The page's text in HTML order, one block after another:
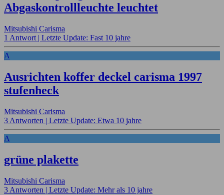
Abgaskontrollleuchte leuchtet
Mitsubishi Carisma
1 Antwort | Letzte Update: Fast 10 jahre
A
Ausrichten koffer deckel carisma 1997
stufenheck
Mitsubishi Carisma
3 Antworten | Letzte Update: Etwa 10 jahre
A
grüne plakette
Mitsubishi Carisma
3 Antworten | Letzte Update: Mehr als 10 jahre